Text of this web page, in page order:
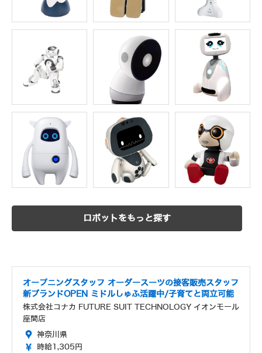
ロボットをもっと探す
オープニングスタッフ オーダースーツの接客販売スタッフ
新ブランドOPEN ミドルしゅふ活躍中/子育てと両立可能
株式会社コナカ FUTURE SUIT TECHNOLOGY イオンモール
座間店
神奈川県
時給1,305円